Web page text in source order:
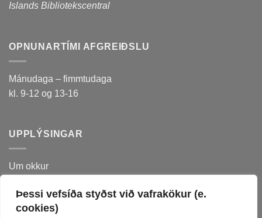
Þessi vefsíða styðst við vafrakökur (e.
cookies)
Islands Bibliotekscentral
OPNUNARTÍMI AFGREIÐSLU
Mánudaga – fimmtudaga
kl. 9-12 og 13-16
UPPLÝSINGAR
Um okkur
Meðferð persónuupplýsinga
Skilmálar